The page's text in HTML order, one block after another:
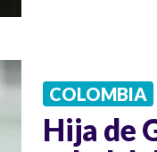
COLOMBIA
Hija de